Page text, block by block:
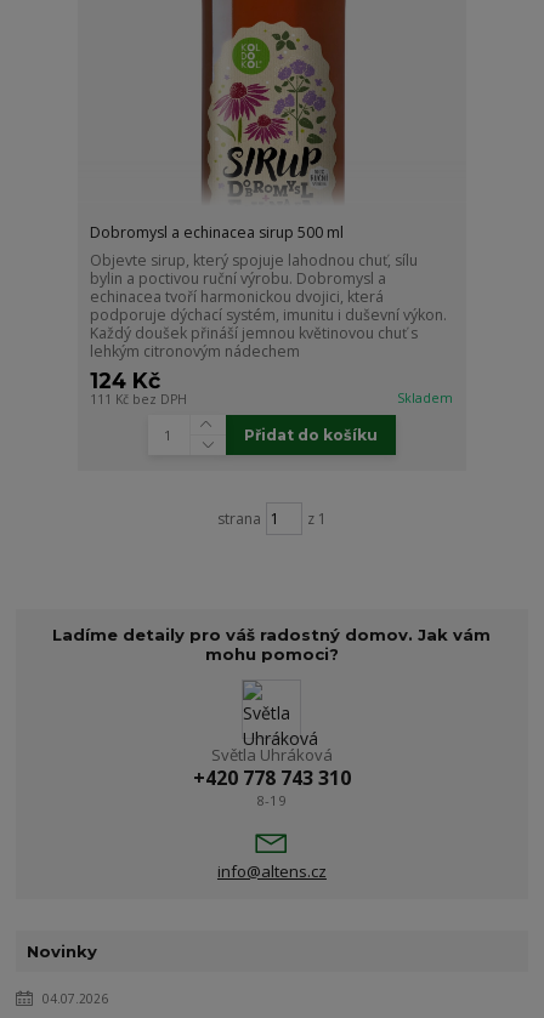
Dobromysl a echinacea sirup 500 ml
Objevte sirup, který spojuje lahodnou chuť, sílu
bylin a poctivou ruční výrobu. Dobromysl a
echinacea tvoří harmonickou dvojici, která
podporuje dýchací systém, imunitu i duševní výkon.
Každý doušek přináší jemnou květinovou chuť s
lehkým citronovým nádechem
124 Kč
111 Kč bez DPH Skladem
Přidat do košíku
strana z 1
Ladíme detaily pro váš radostný domov. Jak vám
mohu pomoci?
Světla Uhráková
+420 778 743 310
8-19
info@altens.cz
Novinky
04.07.2026